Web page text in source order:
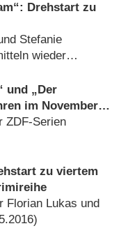
Drehstart zu
Stefanie
wieder
und „Der
im November
ZDF-Serien
zu viertem
Florian Lukas und
)